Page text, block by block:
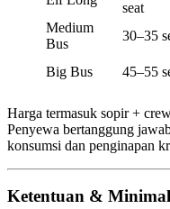
seat
Medium
Bus
30–35
Big Bus
45–55
Harga termasuk sopir +
Penyewa bertanggung
konsumsi dan penginapan
Ketentuan &